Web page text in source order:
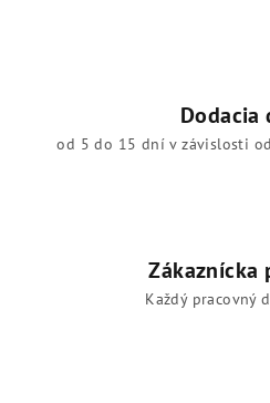
Dodacia
od 5 do 15 dní v závislosti
Zákaznícka
Každý pracovný